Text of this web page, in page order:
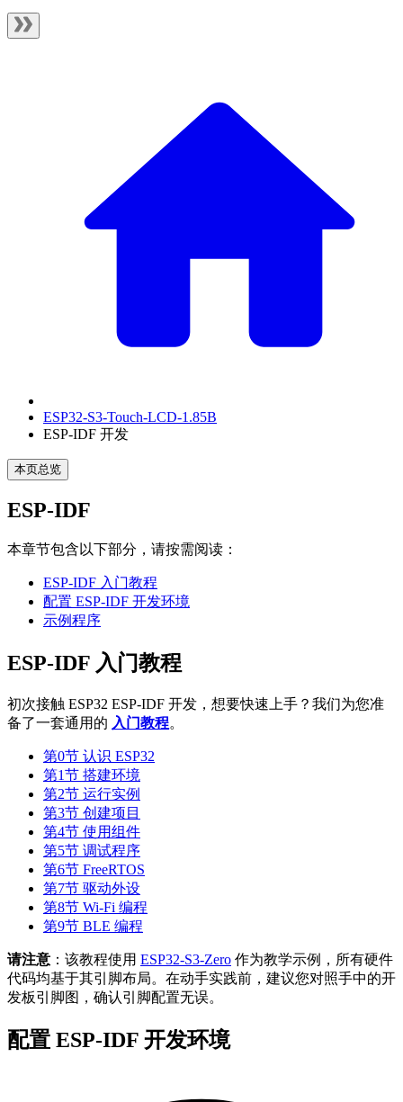
ESP32-S3-Touch-LCD-1.85B
ESP-IDF 开发
本页总览
ESP-IDF
本章节包含以下部分，请按需阅读：
ESP-IDF 入门教程
配置 ESP-IDF 开发环境
示例程序
ESP-IDF 入门教程
初次接触 ESP32 ESP-IDF 开发，想要快速上手？我们为您准
备了一套通用的 入门教程。
第0节 认识 ESP32
第1节 搭建环境
第2节 运行实例
第3节 创建项目
第4节 使用组件
第5节 调试程序
第6节 FreeRTOS
第7节 驱动外设
第8节 Wi-Fi 编程
第9节 BLE 编程
请注意 ：该教程使用 ESP32-S3-Zero 作为教学示例，所有硬件
代码均基于其引脚布局。在动手实践前，建议您对照手中的开
发板引脚图，确认引脚配置无误。
配置 ESP-IDF 开发环境